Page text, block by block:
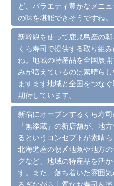
ど、バラエティ豊かなメニ
の味を堪能できそうですね。
新幹線を使って鹿児島産の
くら寿司で提供する取り組
ね。地域の特産品を全国展
みが増えているのは素晴ら
ますます地域と全国をつな
期待しています。
新宿にオープンするくら寿
「無添蔵」の新店舗が、地
るというコンセプトが素晴
北海道産の朝〆地魚や地方
グなど、地域の特産品を活
す。また、落ち着いた雰囲
ろぎながら上質なお寿司を